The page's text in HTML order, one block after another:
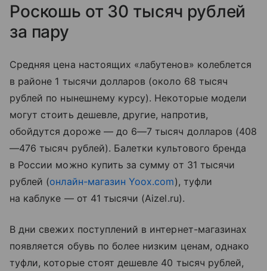
Роскошь от 30 тысяч рублей
за пару
Средняя цена настоящих «лабутенов» колеблется
в районе 1 тысячи долларов (около 68 тысяч
рублей по нынешнему курсу). Некоторые модели
могут стоить дешевле, другие, напротив,
обойдутся дороже — до 6—7 тысяч долларов (408
—476 тысяч рублей). Балетки культового бренда
в России можно купить за сумму от 31 тысячи
рублей (онлайн-магазин Yoox.com), туфли
на каблуке — от 41 тысячи (Aizel.ru).
В дни свежих поступлений в интернет-магазинах
появляется обувь по более низким ценам, однако
туфли, которые стоят дешевле 40 тысяч рублей,